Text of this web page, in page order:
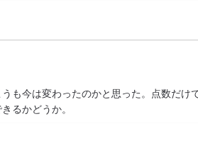
も今は変わったのかと思った。点数だ
るかどうか。